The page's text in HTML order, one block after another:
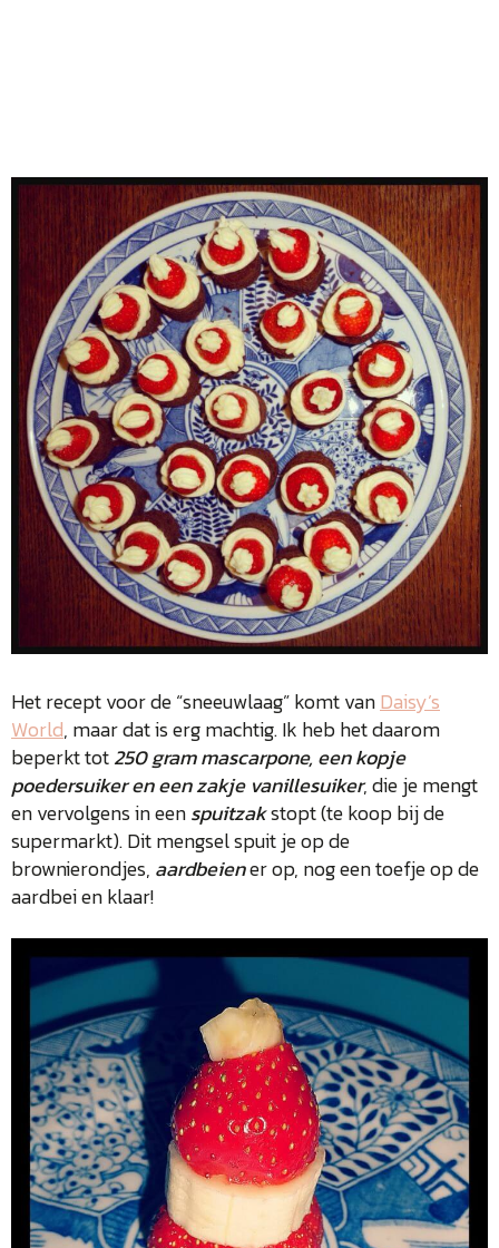
Het recept voor de “sneeuwlaag” komt vanDaisy’s
World, maar dat is erg machtig. Ik heb het daarom
beperkt tot250 gram mascarpone, een kopje
poedersuiker en een zakje vanillesuiker, die je mengt
en vervolgens in eenspuitzakstopt (te koop bij de
supermarkt). Dit mengsel spuit je op de
brownierondjes, aardbeiener op, nog een toefje op de
aardbei en klaar!